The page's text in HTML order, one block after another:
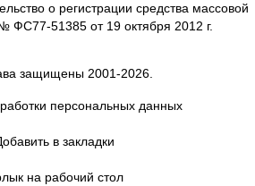
о регистрации средства массовой
51385 от 19 октября 2012 г.
защищены 2001-2026.
персональных данных
в закладки
на рабочий стол